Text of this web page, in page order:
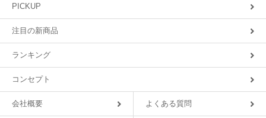
PICKUP
注目の新商品
ランキング
コンセプト
会社概要 よくある質問